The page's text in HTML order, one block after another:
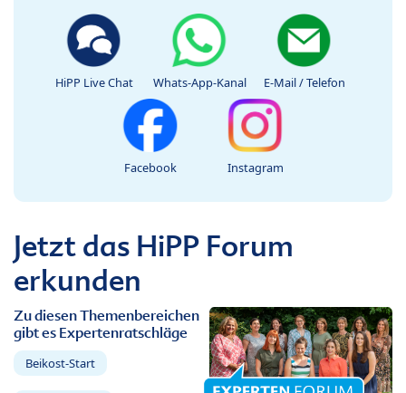
HiPP Live Chat Whats-App-Kanal E-Mail / Telefon
Facebook Instagram
Jetzt das HiPP Forum
erkunden
Zu diesen Themenbereichen
gibt es Expertenratschläge
Beikost-Start